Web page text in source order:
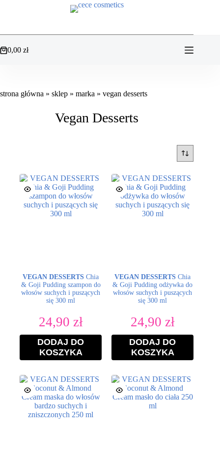
Koszyk
0,00 zł
strona główna » sklep » marka » vegan desserts
Vegan Desserts
VEGAN DESSERTS Chia
& Goji Pudding szampon do
włosów suchych i puszących
się 300 ml
24,90 zł
DODAJ DO
KOSZYKA
VEGAN DESSERTS Chia
& Goji Pudding odżywka do
włosów suchych i puszących
się 300 ml
24,90 zł
DODAJ DO
KOSZYKA